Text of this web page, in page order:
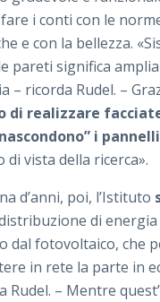
i conti con le
e con la bellezza.
pareti significa
– ricorda Rudel. –
di realizzare
i
vista della ricerca».
d’anni, poi, l’Istituto
di
fotovoltaico, che
in rete la parte in
Rudel. – Mentre